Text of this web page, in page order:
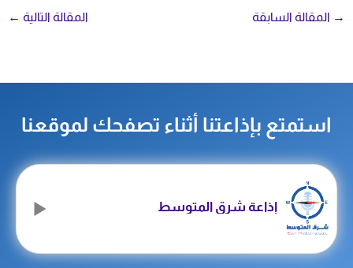
→ المقالة السابقة المقالة التالية ←
استمتع بإذاعتنا أثناء تصفحك لموقعنا
إذاعة شرق المتوسط